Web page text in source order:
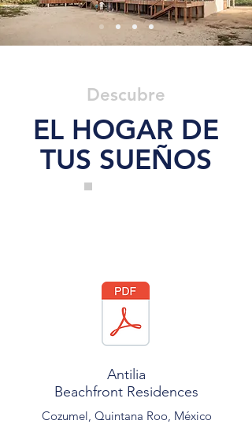
Descubre
EL HOGAR DE
TUS SUEÑOS
Antilia
Beachfront Residences
Cozumel, Quintana Roo, México